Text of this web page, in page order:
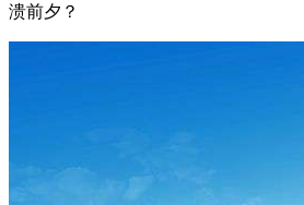
溃前夕？